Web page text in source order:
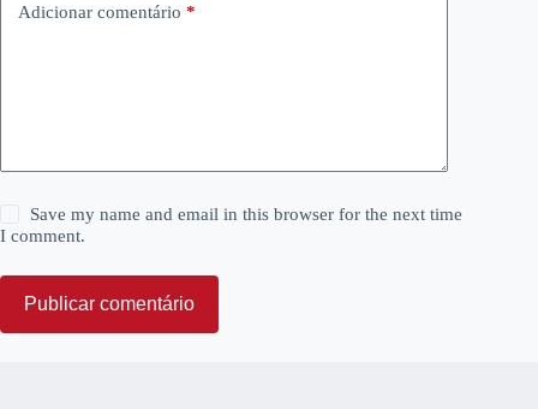
Adicionar comentário *
Save my name and email in this browser for the next time
I comment.
Publicar comentário